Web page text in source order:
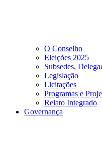
O Conselho
Eleições 2025
Subsedes,
Legislação
Licitações
Programas e
Relato Integrado
Governança